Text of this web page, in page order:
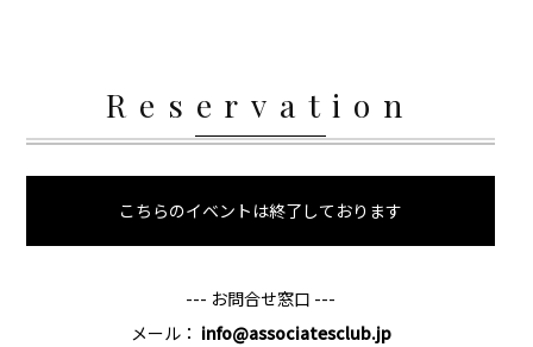
Reservation
こちらのイベントは終了しております
--- お問合せ窓口 ---
メール： info@associatesclub.jp